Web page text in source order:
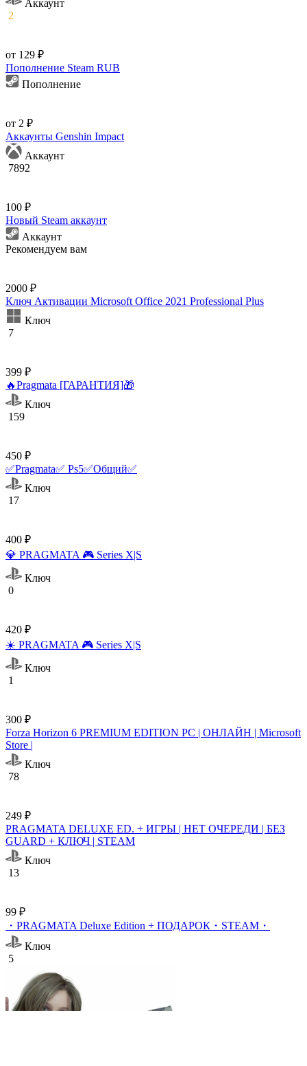
Аккаунт
2
от 129 ₽
Пополнение Steam RUB
Пополнение
от 2 ₽
Аккаунты Genshin Impact
Аккаунт
7892
100 ₽
Новый Steam аккаунт
Аккаунт
Рекомендуем вам
2000 ₽
Ключ Активации Microsoft Office 2021 Professional Plus
Ключ
7
399 ₽
🔥Pragmata [ГАРАНТИЯ]🎁
Ключ
159
450 ₽
✅Pragmata✅ Ps5✅Общий✅
Ключ
17
400 ₽
💎 PRAGMATA 🎮 Series X|S
Ключ
0
420 ₽
☀️ PRAGMATA 🎮 Series X|S
Ключ
1
300 ₽
Forza Horizon 6 PREMIUM EDITION PC | ОНЛАЙН | Microsoft
Store |
Ключ
78
249 ₽
PRAGMATA DELUXE ED. + ИГРЫ | НЕТ ОЧЕРЕДИ | БЕЗ
GUARD + КЛЮЧ | STEAM
Ключ
13
99 ₽
・PRAGMATA Deluxe Edition + ПОДАРОК・STEAM・
Ключ
5